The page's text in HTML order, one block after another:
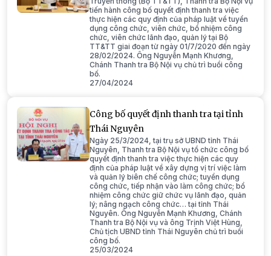
tiến hành công bố quyết định thanh tra việc
thực hiện các quy định của pháp luật về tuyển
dụng công chức, viên chức, bổ nhiệm công
chức, viên chức lãnh đạo, quản lý tại Bộ
TT&TT giai đoạn từ ngày 01/7/2020 đến ngày
28/02/2024. Ông Nguyễn Mạnh Khương,
Chánh Thanh tra Bộ Nội vụ chủ trì buổi công
bố.
27/04/2024
Công bố quyết định thanh tra tại tỉnh
Thái Nguyên
Ngày 25/3/2024, tại trụ sở UBND tỉnh Thái
Nguyên, Thanh tra Bộ Nội vụ tổ chức công bố
quyết định thanh tra việc thực hiện các quy
định của pháp luật về xây dựng vị trí việc làm
và quản lý biên chế công chức; tuyển dụng
công chức, tiếp nhận vào làm công chức; bổ
nhiệm công chức giữ chức vụ lãnh đạo, quản
lý; nâng ngạch công chức… tại tỉnh Thái
Nguyên. Ông Nguyễn Mạnh Khương, Chánh
Thanh tra Bộ Nội vụ và ông Trịnh Việt Hùng,
Chủ tịch UBND tỉnh Thái Nguyên chủ trì buổi
công bố.
25/03/2024